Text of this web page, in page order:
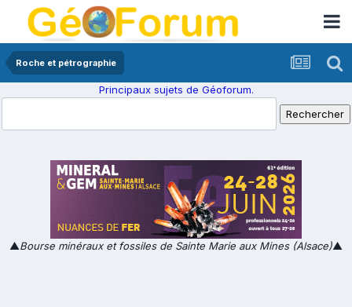
Roche et pétrographie
Principaux sujets de Géoforum.
▲Bourse minéraux et fossiles de Sainte Marie aux Mines (Alsace)▲